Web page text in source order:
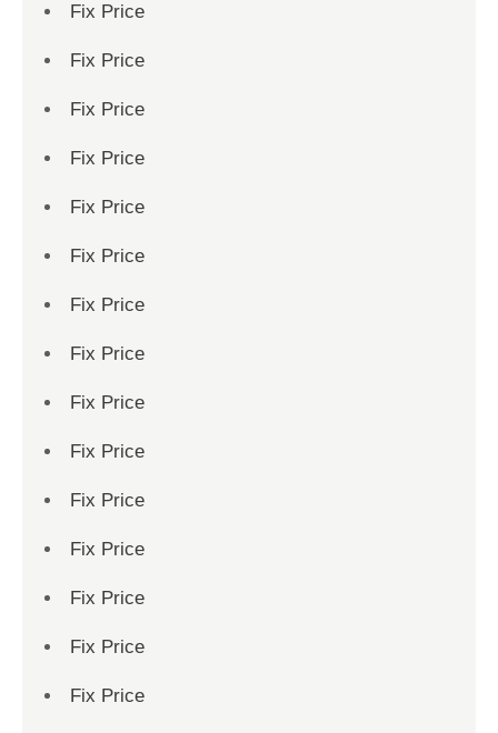
Fix Price
Fix Price
Fix Price
Fix Price
Fix Price
Fix Price
Fix Price
Fix Price
Fix Price
Fix Price
Fix Price
Fix Price
Fix Price
Fix Price
Fix Price